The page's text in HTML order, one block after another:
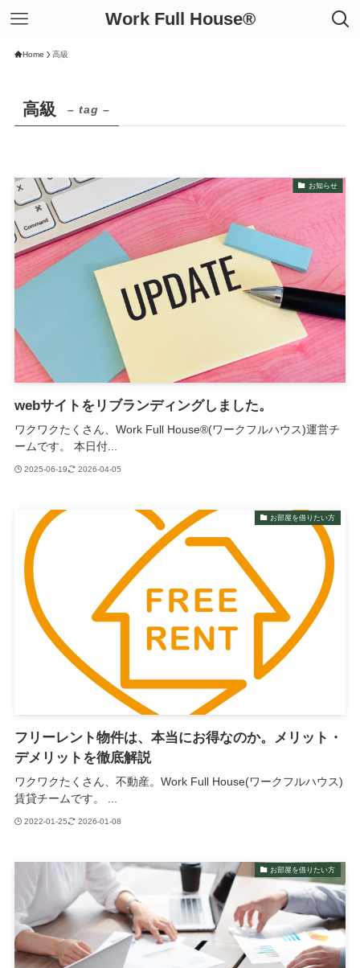
Work Full House®︎
Home 高級
高級 – tag –
お知らせ
webサイトをリブランディングしました。
ワクワクたくさん、Work Full House®︎(ワークフルハウス)運営チ
ームです。 本日付...
2025-06-19 2026-04-05
お部屋を借りたい方
フリーレント物件は、本当にお得なのか。メリット・
デメリットを徹底解説
ワクワクたくさん、不動産。Work Full House(ワークフルハウス)
賃貸チームです。 ...
2022-01-25 2026-01-08
お部屋を借りたい方